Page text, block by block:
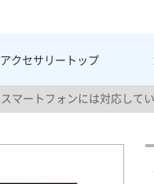
アクセサリー トップ
マートフォンには対応してい